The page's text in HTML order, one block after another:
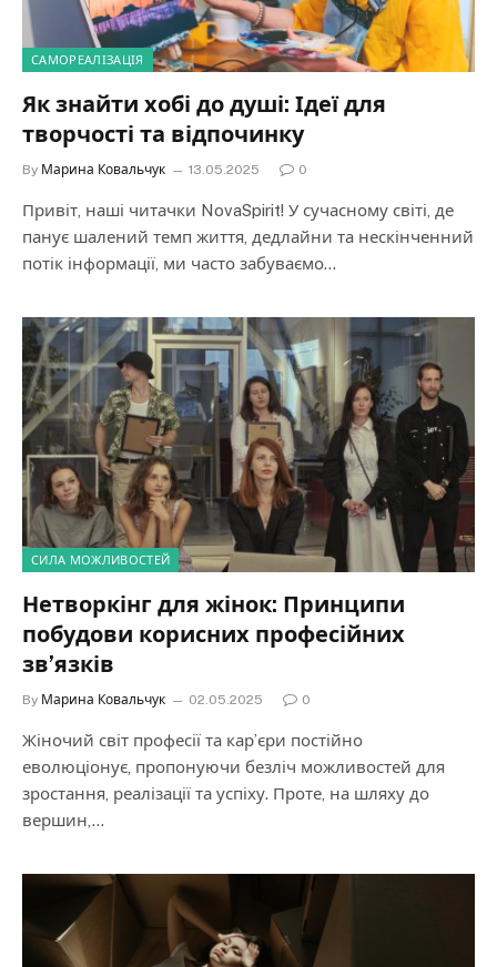
САМОРЕАЛІЗАЦІЯ
Як знайти хобі до душі: Ідеї для
творчості та відпочинку
By Марина Ковальчук 13.05.2025 0
Привіт, наші читачки NovaSpirit! У сучасному світі, де
панує шалений темп життя, дедлайни та нескінченний
потік інформації, ми часто забуваємо…
СИЛА МОЖЛИВОСТЕЙ
Нетворкінг для жінок: Принципи
побудови корисних професійних
зв’язків
By Марина Ковальчук 02.05.2025 0
Жіночий світ професії та кар’єри постійно
еволюціонує, пропонуючи безліч можливостей для
зростання, реалізації та успіху. Проте, на шляху до
вершин,…